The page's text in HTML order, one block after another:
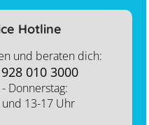
Hotline
und beraten dich:
010 3000
Donnerstag:
13-17 Uhr